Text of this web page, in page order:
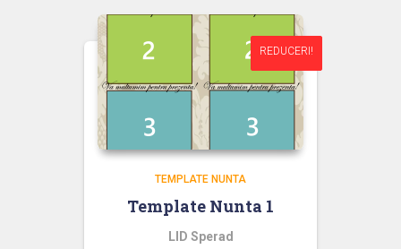
50,00 lei.
REDUCERI!
REDUCERI!
TEMPLATE NUNTA
Template Nunta 1
LID Sperad